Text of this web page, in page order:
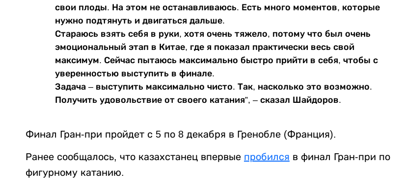
свои плоды. На этом не останавливаюсь. Есть много моментов, которые
нужно подтянуть и двигаться дальше.
Стараюсь взять себя в руки, хотя очень тяжело, потому что был очень
эмоциональный этап в Китае, где я показал практически весь свой
максимум. Сейчас пытаюсь максимально быстро прийти в себя, чтобы с
уверенностью выступить в финале.
Задача – выступить максимально чисто. Так, насколько это возможно.
Получить удовольствие от своего катания”, – сказал Шайдоров.
Финал Гран-при пройдет с 5 по 8 декабря в Гренобле (Франция).
Ранее сообщалось, что казахстанец впервые пробился в финал Гран-при по
фигурному катанию.